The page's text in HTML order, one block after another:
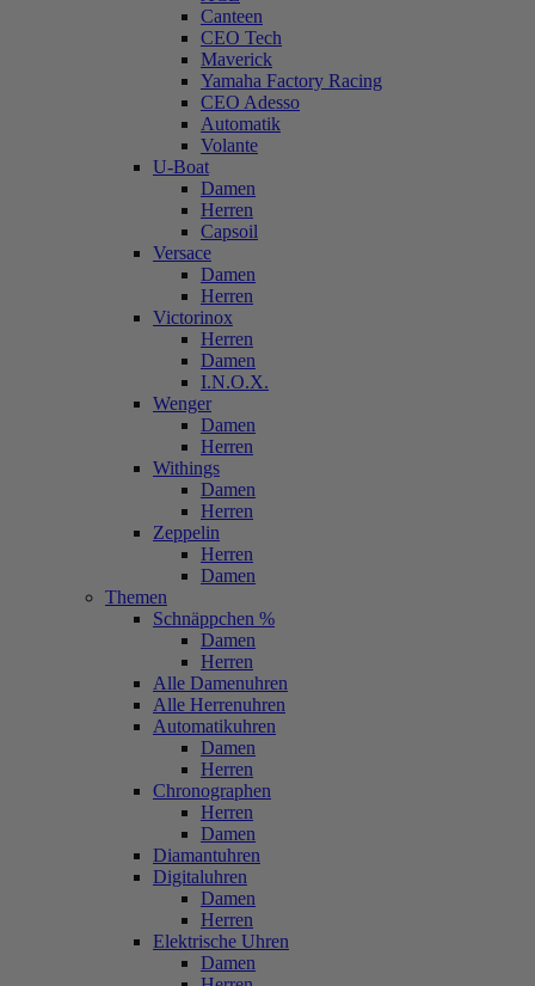
Canteen
CEO Tech
Maverick
Yamaha Factory Racing
CEO Adesso
Automatik
Volante
U-Boat
Damen
Herren
Capsoil
Versace
Damen
Herren
Victorinox
Herren
Damen
I.N.O.X.
Wenger
Damen
Herren
Withings
Damen
Herren
Zeppelin
Herren
Damen
Themen
Schnäppchen %
Damen
Herren
Alle Damenuhren
Alle Herrenuhren
Automatikuhren
Damen
Herren
Chronographen
Herren
Damen
Diamantuhren
Digitaluhren
Damen
Herren
Elektrische Uhren
Damen